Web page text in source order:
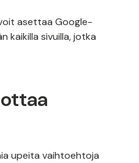
asettaa Google-
kaikilla sivuilla, jotka
upeita vaihtoehtoja